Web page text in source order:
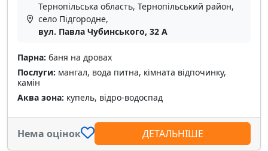
Тернопільська область, Тернопільський район,
село Підгородне,
вул. Павла Чубинського, 32 A
Парна: баня на дровах
Послуги: мангал, вода питна, кімната відпочинку,
камін
Аква зона: купель, відро-водоспад
Нема оцінок ДЕТАЛЬНІШЕ